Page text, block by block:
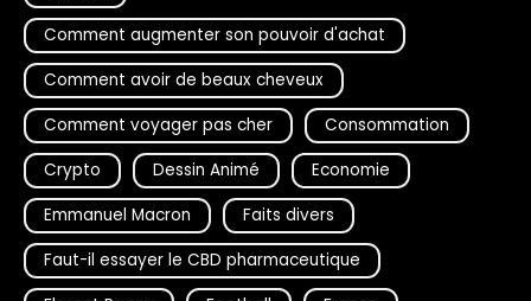
Comment augmenter son pouvoir d'achat
Comment avoir de beaux cheveux
Comment voyager pas cher
Consommation
Crypto
Dessin Animé
Economie
Emmanuel Macron
Faits divers
Faut-il essayer le CBD pharmaceutique